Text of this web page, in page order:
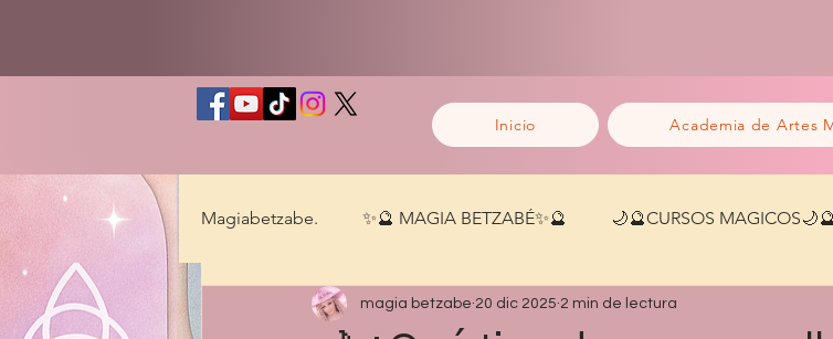
Inicio Academia de Artes
Magiabetzabe. ✨🔮 MAGIA BETZABÉ✨🔮 🌙🔮CURSOS MAGICOS🌙🔮
magia betzabe 20 dic 2025 2 min de lectura